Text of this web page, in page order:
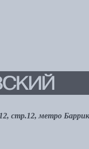
стр.12, метро